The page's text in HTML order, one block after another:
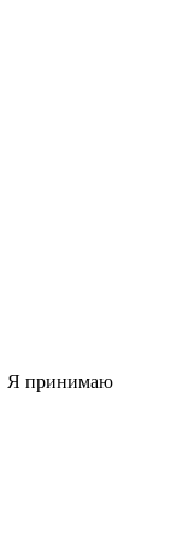
Я принимаю